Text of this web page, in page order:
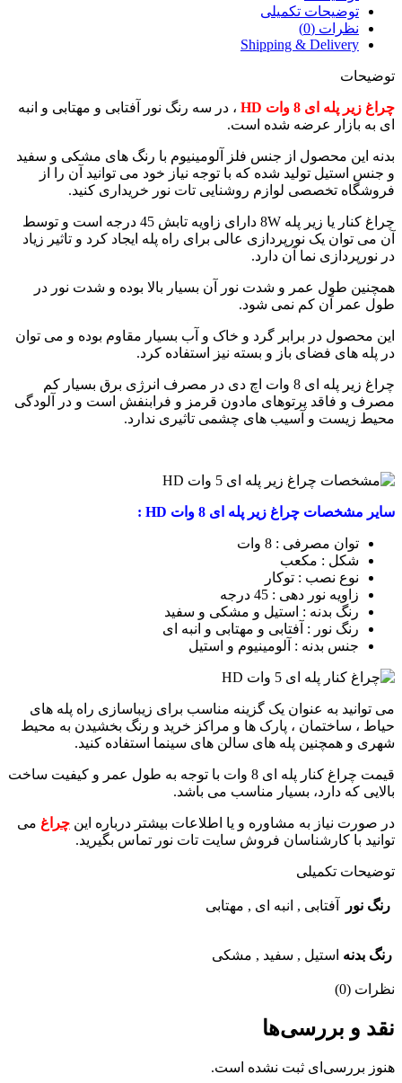
توضیحات تکمیلی
نظرات (0)
Shipping & Delivery
توضیحات
چراغ زیر پله ای 8 وات HD
، در سه رنگ نور آفتابی و مهتابی و انبه
ای به بازار عرضه شده است.
بدنه این محصول از جنس فلز آلومینیوم با رنگ های مشکی و سفید
و جنس استیل تولید شده که با توجه نیاز خود می توانید آن را از
فروشگاه تخصصی لوازم روشنایی تات نور خریداری کنید.
چراغ کنار یا زیر پله 8W دارای زاویه تابش 45 درجه است و توسط
آن می توان یک نورپردازی عالی برای راه پله ایجاد کرد و تاثیر زیاد
در نورپردازی نما آن دارد.
همچنین طول عمر و شدت نور آن بسیار بالا بوده و شدت نور در
طول عمر آن کم نمی شود.
این محصول در برابر گرد و خاک و آب بسیار مقاوم بوده و می توان
در پله های فضای باز و بسته نیز استفاده کرد.
چراغ زیر پله ای 8 وات اچ دی در مصرف انرژی برق بسیار کم
مصرف و فاقد پرتوهای مادون قرمز و فرابنفش است و در آلودگی
محیط زیست و آسیب های چشمی تاثیری ندارد.
سایر مشخصات چراغ زیر پله ای 8 وات HD :
توان مصرفی : 8 وات
شکل : مکعب
نوع نصب : توکار
زاویه نور دهی : 45 درجه
رنگ بدنه : استیل و مشکی و سفید
رنگ نور : آفتابی و مهتابی و انبه ای
جنس بدنه : آلومینیوم و استیل
می توانید به عنوان یک گزینه مناسب برای زیباسازی راه پله های
حیاط ، ساختمان ، پارک ها و مراکز خرید و رنگ بخشیدن به محیط
شهری و همچنین پله های سالن های سینما استفاده کنید.
قیمت چراغ کنار پله ای 8 وات با توجه به طول عمر و کیفیت ساخت
بالایی که دارد، بسیار مناسب می باشد.
در صورت نیاز به مشاوره و یا اطلاعات بیشتر درباره این چراغ می
توانید با کارشناسان فروش سایت تات نور تماس بگیرید.
توضیحات تکمیلی
رنگ نور آفتابی , انبه ای , مهتابی
رنگ بدنه استیل , سفید , مشکی
نظرات (0)
نقد و بررسی‌ها
هنوز بررسی‌ای ثبت نشده است.